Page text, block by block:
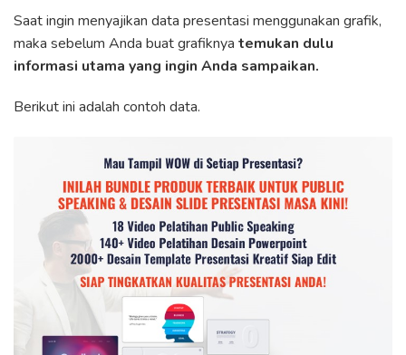
Saat ingin menyajikan data presentasi menggunakan grafik,
maka sebelum Anda buat grafiknya temukan dulu
informasi utama yang ingin Anda sampaikan.
Berikut ini adalah contoh data.